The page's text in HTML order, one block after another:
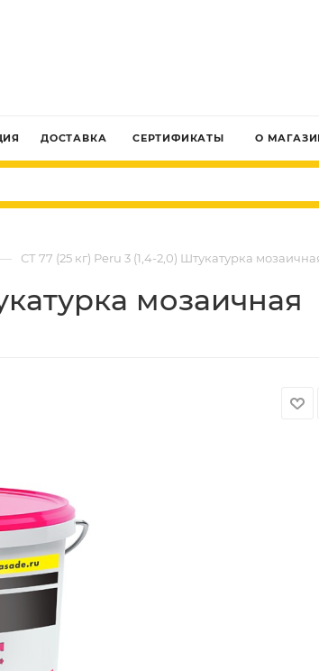
ДОСТАВКА СЕРТИФИКАТЫ О
СТ 77 (25 кг) Peru 3 (1,4-2,0) Штукатурка
мозаичная